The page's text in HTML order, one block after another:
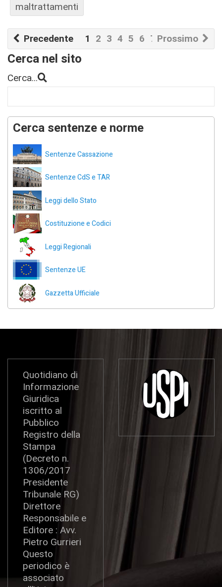
maltrattamenti
Precedente Prossimo
1 2 3 4 5 6 7 8 9 10
Cerca nel sito
Cerca...
Cerca sentenze e norme
Sentenze Cassazione
Sentenze CdS e TAR
Leggi dello Stato
Costituzione e Codici
Leggi Regionali
Sentenze UE
Gazzetta Ufficiale
Quotidiano di
Informazione
Giuridica
iscritto al
Pubblico
Registro della
Stampa
(Decreto n.
1306/2017
Presidente
Tribunale RG)
Direttore
Responsabile e
Editore : Avv.
Pietro Gurrieri
Questo
periodico è
associato